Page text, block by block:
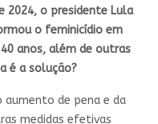
2024, o presidente Lula
o feminicídio em
anos, além de outras
é a solução?
de pena e da
medidas efetivas